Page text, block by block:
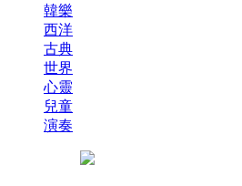
韓樂
西洋
古典
世界
心靈
兒童
演奏